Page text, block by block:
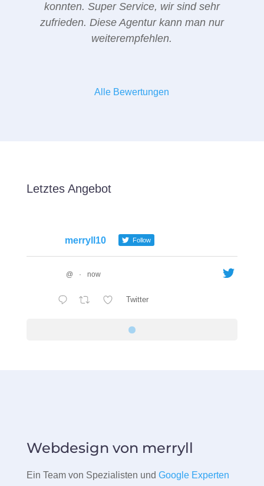
konnten. Super Service, wir sind sehr
zufrieden. Diese Agentur kann man nur
weiterempfehlen.
Alle Bewertungen
Letztes Angebot
merryll10 Follow
@ · now
Twitter
Webdesign von merryll
Ein Team von Spezialisten und Google Experten